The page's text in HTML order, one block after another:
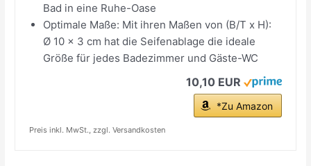
Bad in eine Ruhe-Oase
Optimale Maße: Mit ihren Maßen von (B/T x H):
Ø 10 x 3 cm hat die Seifenablage die ideale
Größe für jedes Badezimmer und Gäste-WC
10,10 EUR
*Zu Amazon
Preis inkl. MwSt., zzgl. Versandkosten